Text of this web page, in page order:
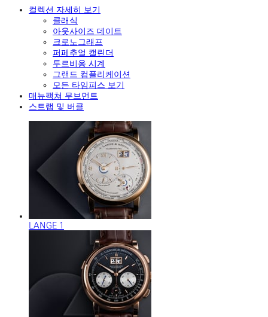
컬렉션 자세히 보기
클래식
아웃사이즈 데이트
크로노그래프
퍼페추얼 캘린더
투르비옹 시계
그랜드 컴플리케이션
모든 타임피스 보기
매뉴팩쳐 무브먼트
스트랩 및 버클
LANGE 1